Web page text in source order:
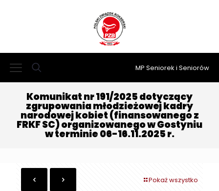
MP Seniorek i Seniorów
Komunikat nr 191/2025 dotyczący
zgrupowania młodzieżowej kadry
narodowej kobiet (finansowanego z
FRKF SC) organizowanego w Gostyniu
w terminie 06-16.11.2025 r.
Pokaż wszystko